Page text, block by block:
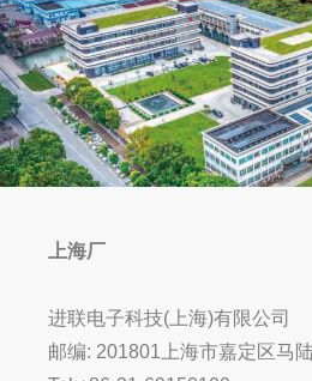
上海厂
进联电子科技(上海)有限公司
邮编: 201801上海市嘉定区马